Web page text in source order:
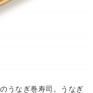
うなぎ巻寿司。うなぎ